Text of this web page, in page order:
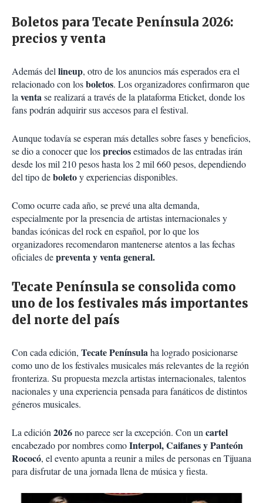
Boletos para Tecate Península 2026:
precios y venta
Además dellineup, otro de los anuncios más esperados era el
relacionado con losboletos. Los organizadores confirmaron que
laventase realizará a través de la plataforma Eticket, donde los
fans podrán adquirir sus accesos para el festival.
Aunque todavía se esperan más detalles sobre fases y beneficios,
se dio a conocer que lospreciosestimados de las entradas irán
desde los mil 210 pesos hasta los 2 mil 660 pesos, dependiendo
del tipo deboletoy experiencias disponibles.
Como ocurre cada año, se prevé una alta demanda,
especialmente por la presencia de artistas internacionales y
bandas icónicas del rock en español, por lo que los
organizadores recomendaron mantenerse atentos a las fechas
oficiales depreventa y venta general.
Tecate Península se consolida como
uno de los festivales más importantes
del norte del país
Con cada edición, Tecate Penínsulaha logrado posicionarse
como uno de los festivales musicales más relevantes de la región
fronteriza. Su propuesta mezcla artistas internacionales, talentos
nacionales y una experiencia pensada para fanáticos de distintos
géneros musicales.
La edición2026no parece ser la excepción. Con uncartel
encabezado por nombres comoInterpol,CaifanesyPanteón
Rococó, el evento apunta a reunir a miles de personas en Tijuana
para disfrutar de una jornada llena de música y fiesta.